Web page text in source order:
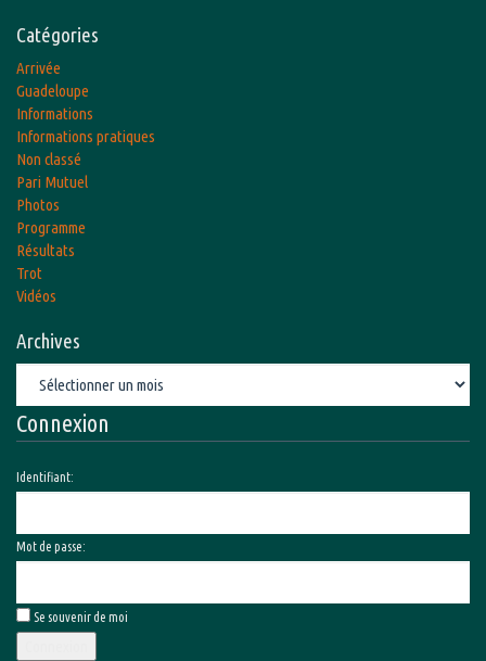
Catégories
Arrivée
Guadeloupe
Informations
Informations pratiques
Non classé
Pari Mutuel
Photos
Programme
Résultats
Trot
Vidéos
Archives
Connexion
Identifiant:
Mot de passe:
Se souvenir de moi